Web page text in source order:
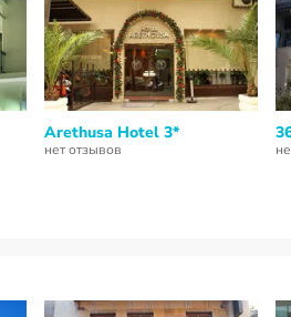
Arethusa Hotel 3*
нет отзывов